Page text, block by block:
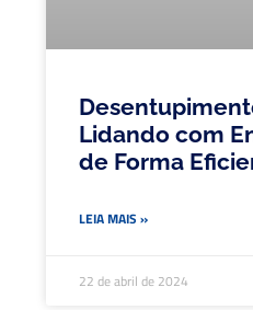
Lidando com
de Forma
LEIA MAIS »
22 de abril de 2024